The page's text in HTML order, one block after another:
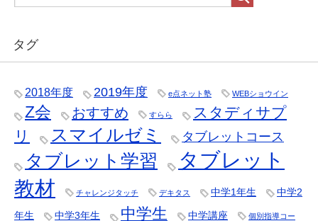
タグ
2018年度 2019年度 e点ネット塾 WEBショウイン
Z会 おすすめ すらら
スタディサプ
リ
スマイルゼミ タブレットコース
タブレット学習
タブレット
教材
チャレンジタッチ デキタス 中学1年生 中学2
年生 中学3年生 中学生 中学講座 個別指導コー